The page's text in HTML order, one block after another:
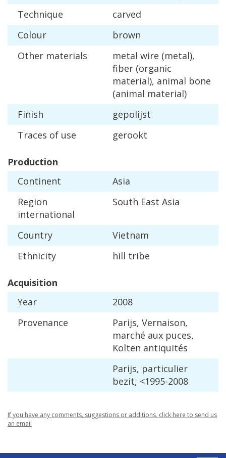
Technique
carved
Colour
brown
Other materials metal wire (metal),
fiber (organic
material), animal bone
(animal material)
Finish
gepolijst
Traces of use gerookt
Production
Continent
Asia
Region
international
South East Asia
Country
Vietnam
Ethnicity
hill tribe
Acquisition
Year
2008
Provenance
Parijs, Vernaison,
marché aux puces,
Kolten antiquités
Parijs, particulier
bezit, <1995-2008
Ifyou have any comments, suggestions or additions, click here to send us
an email